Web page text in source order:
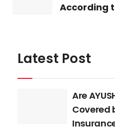
According
Latest Post
Are
Covered